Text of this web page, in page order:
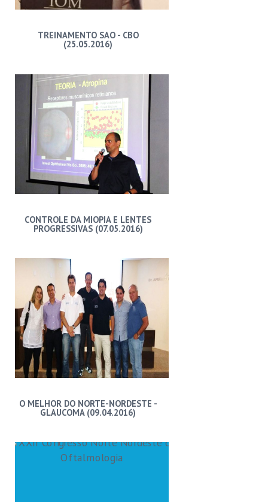
TREINAMENTO SAO - CBO
(25.05.2016)
CONTROLE DA MIOPIA E LENTES
PROGRESSIVAS (07.05.2016)
O MELHOR DO NORTE-NORDESTE -
GLAUCOMA (09.04.2016)